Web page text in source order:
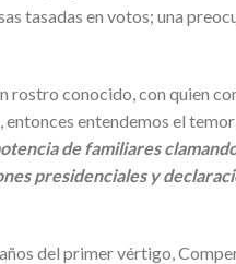
tasadas en votos; una
rostro conocido, con quien
entendemos el
de familiares
presidenciales y
del primer vértigo,